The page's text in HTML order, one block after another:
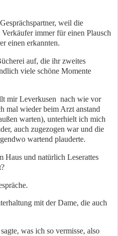
weil die
immer für einen Plausch
einen erkannten.
auf, die ihr zweites
viele schöne Momente
mir Leverkusen nach wie vor
mal wieder beim Arzt anstand
warten), unterhielt ich mich
auch zugezogen war und die
wartend plauderte.
Haus und natürlich Leserattes
mit der Dame, die auch
was ich so vermisse, also